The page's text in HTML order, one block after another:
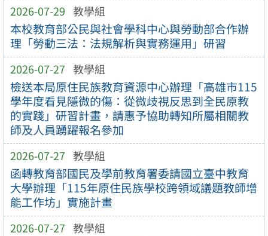
2026-07-29 教學組
本校教育部公民與社會學科中心與勞動部合作辦
理「勞動三法：法規解析與實務運用」研習
2026-07-27 教學組
檢送本局原住民族教育資源中心辦理「高雄市115
學年度看見隱微的傷：從微歧視反思到全民原教
的實踐」研習計畫，請惠予協助轉知所屬相關教
師及人員踴躍報名參加
2026-07-27 教學組
函轉教育部國民及學前教育署委請國立臺中教育
大學辦理「115年原住民族學校跨領域議題教師增
能工作坊」實施計畫
2026-07-27 教學組